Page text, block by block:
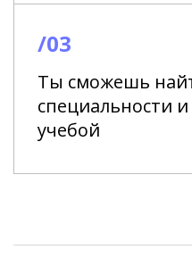
/03
Ты сможешь
специальности
учебой